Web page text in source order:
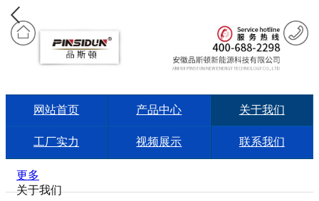
网站首页 产品中心 关于我们
工厂实力 视频展示 联系我们
更多
关于我们